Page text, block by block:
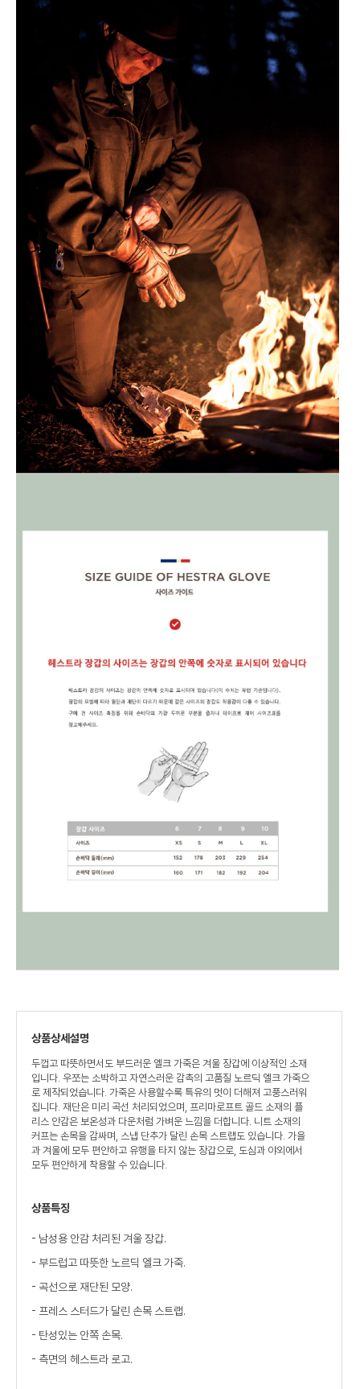
상품상세설명
두껍고 따뜻하면서도 부드러운 엘크 가죽은 겨울 장갑에 이상적인 소재
입니다. 우쪼는 소박하고 자연스러운 감촉의 고품질 노르딕 엘크 가죽으
로 제작되었습니다. 가죽은 사용할수록 특유의 멋이 더해져 고풍스러워
집니다. 재단은 미리 곡선 처리되었으며, 프리마로프트 골드 소재의 플
리스 안감은 보온성과 다운처럼 가벼운 느낌을 더합니다. 니트 소재의
커프는 손목을 감싸며, 스냅 단추가 달린 손목 스트랩도 있습니다. 가을
과 겨울에 모두 편안하고 유행을 타지 않는 장갑으로, 도심과 야외에서
모두 편안하게 착용할 수 있습니다.
상품특징
- 남성용 안감 처리된 겨울 장갑.
- 부드럽고 따뜻한 노르딕 엘크 가죽.
- 곡선으로 재단된 모양.
- 프레스 스터드가 달린 손목 스트랩.
- 탄성있는 안쪽 손목.
- 측면의 헤스트라 로고.